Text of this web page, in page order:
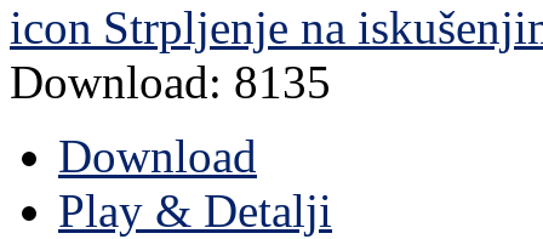
Strpljenje na
Download: 8135
Download
Play & Detalji